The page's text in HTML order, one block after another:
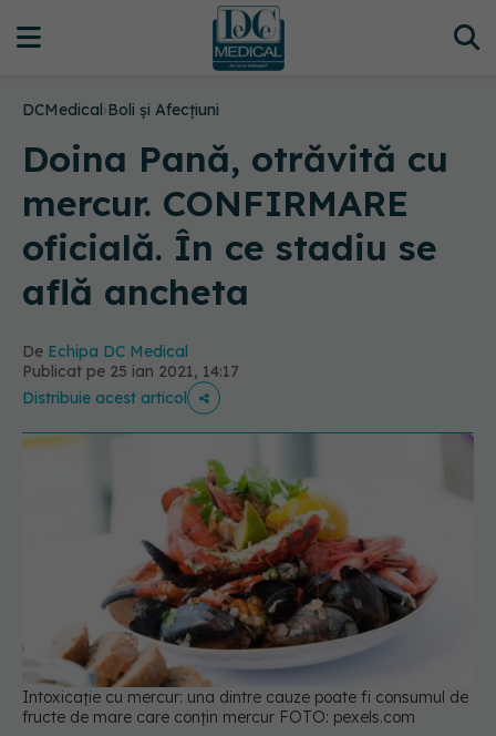
DCMedical›Boli și Afecțiuni
Doina Pană, otrăvită cu
mercur. CONFIRMARE
oficială. În ce stadiu se
află ancheta
De Echipa DC Medical
Publicat pe 25 ian 2021, 14:17
Distribuie acest articol
Intoxicație cu mercur: una dintre cauze poate fi consumul de
fructe de mare care conțin mercur FOTO: pexels.com